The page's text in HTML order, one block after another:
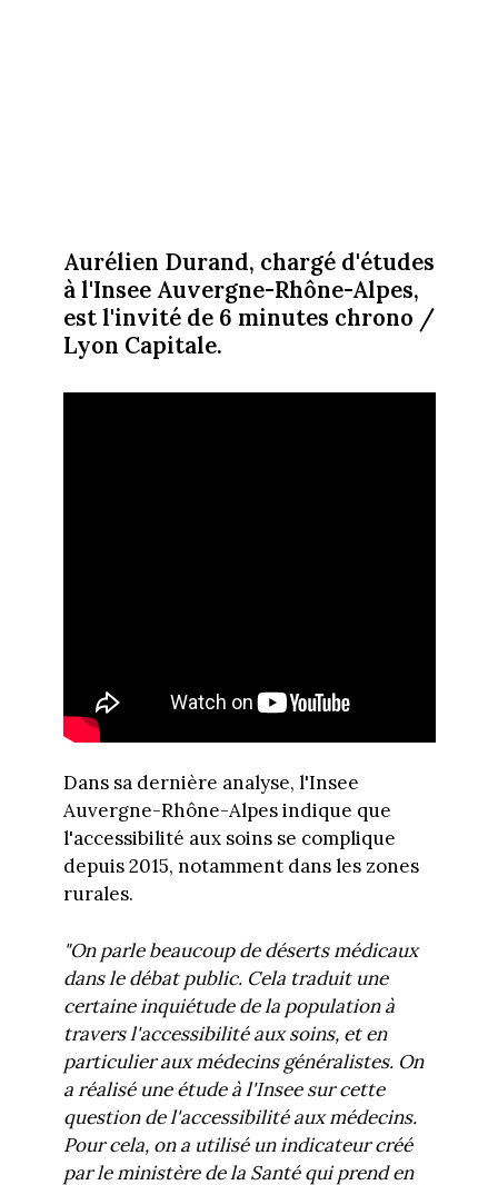
Aurélien Durand, chargé d'études
à l'Insee Auvergne-Rhône-Alpes,
est l'invité de 6 minutes chrono /
Lyon Capitale.
Dans sa dernière analyse, l'Insee
Auvergne-Rhône-Alpes indique que
l'accessibilité aux soins se complique
depuis 2015, notamment dans les zones
rurales.
"On parle beaucoup de déserts médicaux
dans le débat public. Cela traduit une
certaine inquiétude de la population à
travers l'accessibilité aux soins, et en
particulier aux médecins généralistes. On
a réalisé une étude à l'Insee sur cette
question de l'accessibilité aux médecins.
Pour cela, on a utilisé un indicateur créé
par le ministère de la Santé qui prend en